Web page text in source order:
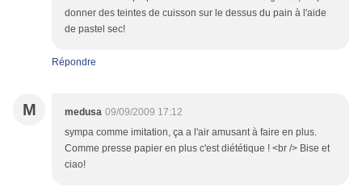
donner des teintes de cuisson sur le dessus du pain à l'aide
de pastel sec!
Répondre
M medusa 09/09/2009 17:12
sympa comme imitation, ça a l'air amusant à faire en plus.
Comme presse papier en plus c'est diététique ! <br /> Bise et
ciao!